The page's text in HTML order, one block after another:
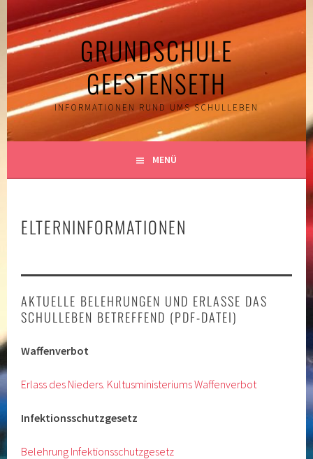
zum
Inhalt
GRUNDSCHULE
GEESTENSETH
INFORMATIONEN RUND UMS SCHULLEBEN
MENÜ
ELTERNINFORMATIONEN
AKTUELLE BELEHRUNGEN UND ERLASSE DAS
SCHULLEBEN BETREFFEND (PDF-DATEI)
Waffenverbot
Erlass des Nieders. Kultusministeriums Waffenverbot
Infektionsschutzgesetz
Belehrung Infektionsschutzgesetz